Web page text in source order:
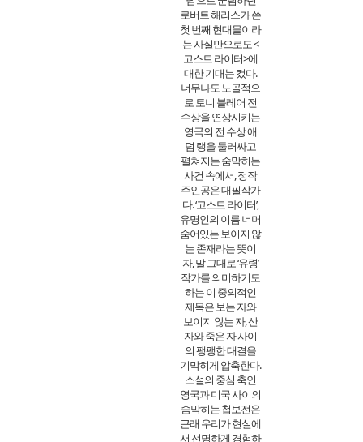
로버트 해리스가 쓴
첫 번째 현대물이라
는 사실만으로도 <
고스트 라이터>에
대한 기대는 컸다.
너무나도 노골적으
로 토니 블레어 전
수상을 연상시키는
영국의 전 수상 애
덤 랭을 둘러싸고
펼쳐지는 숨막히는
사건 속에서, 정작
주인공은 대필작가
다. ‘고스트 라이터’,
유명인의 이름 너머
숨어있는 보이지 않
는 존재라는 뜻이
자, 말 그대로 ‘유령’
작가를 의미하기도
하는 이 중의적인
제목은 보는 자와
보이지 않는 자, 산
자와 죽은 자 사이
의 팽팽한 대결을
기막히게 압축한다.
소설의 중심 축인
영국과 미국 사이의
숨막히는 첩보전은
근래 우리가 현실에
서 선명하게 경험하